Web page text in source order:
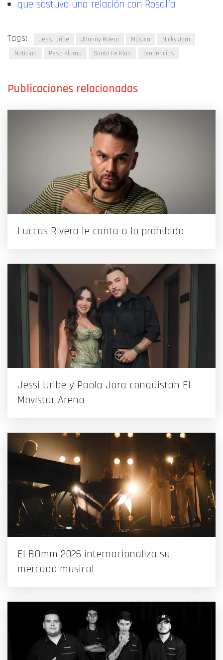
que sostuvo una relación con Rosalía
Tags: Jessi Uribe Jhonny Rviera Música
Nicky Jam
Noticias
Peso Pluma Santa Fe Klan Tendencias
Luccas Rivera le canta a lo prohibido
Jessi Uribe y Paola Jara conquistan El
Movistar Arena
El BOmm 2026 internacionaliza su
mercado musical